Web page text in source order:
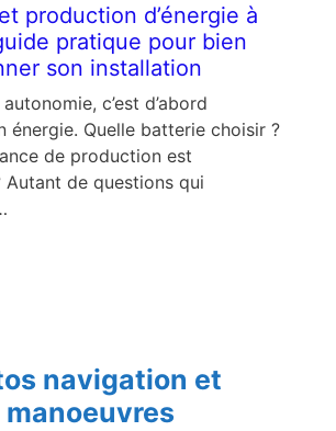
production d’énergie à
pratique pour bien
son installation
c’est d’abord
énergie. Quelle batterie choisir ?
de production est
Autant de questions qui
navigation et
manoeuvres